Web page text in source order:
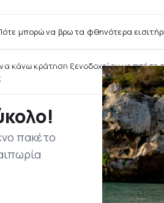
μπορώ να βρω τα φθηνότερα
κάνω κράτηση ξενοδοχείου με πτήση
πακέτο